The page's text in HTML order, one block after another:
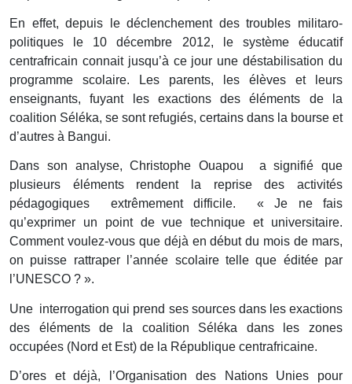
En effet, depuis le déclenchement des troubles militaro-
politiques le 10 décembre 2012, le système éducatif
centrafricain connait jusqu’à ce jour une déstabilisation du
programme scolaire. Les parents, les élèves et leurs
enseignants, fuyant les exactions des éléments de la
coalition Séléka, se sont refugiés, certains dans la bourse et
d’autres à Bangui.
Dans son analyse, Christophe Ouapou a signifié que
plusieurs éléments rendent la reprise des activités
pédagogiques extrêmement difficile. « Je ne fais
qu’exprimer un point de vue technique et universitaire.
Comment voulez-vous que déjà en début du mois de mars,
on puisse rattraper l’année scolaire telle que éditée par
l’UNESCO ? ».
Une interrogation qui prend ses sources dans les exactions
des éléments de la coalition Séléka dans les zones
occupées (Nord et Est) de la République centrafricaine.
D’ores et déjà, l’Organisation des Nations Unies pour